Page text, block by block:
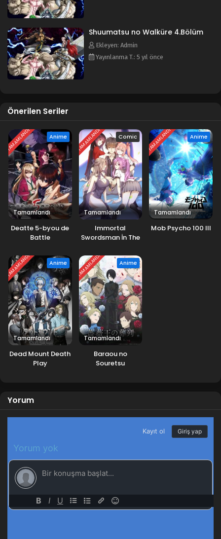
Shuumatsu no Walküre 4.Bölüm
Ekleyen: Admin
Yayınlanma T.: 5 yıl önce
Önerilen Seriler
TAMAMLANDI Anime
Tamamlandı
Deatte 5-byou de
Battle
TAMAMLANDI Comic
Tamamlandı
Immortal
Swordsman İn The
TAMAMLANDI Anime
Tamamlandı
Mob Psycho 100 III
TAMAMLANDI Anime
Tamamlandı
Dead Mount Death
Play
TAMAMLANDI Anime
Tamamlandı
Baraou no
Souretsu
Yorum